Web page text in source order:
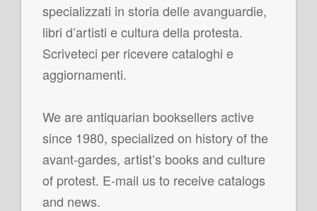
specializzati in storia delle avanguardie,
libri d’artisti e cultura della protesta.
Scriveteci per ricevere cataloghi e
aggiornamenti.
We are antiquarian booksellers active
since 1980, specialized on history of the
avant-gardes, artist’s books and culture
of protest. E-mail us to receive catalogs
and news.